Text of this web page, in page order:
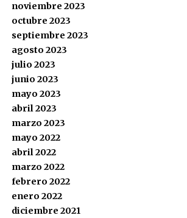
noviembre 2023
octubre 2023
septiembre 2023
agosto 2023
julio 2023
junio 2023
mayo 2023
abril 2023
marzo 2023
mayo 2022
abril 2022
marzo 2022
febrero 2022
enero 2022
diciembre 2021